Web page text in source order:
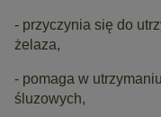
- przyczynia się do
żelaza,
- pomaga w
śluzowych,